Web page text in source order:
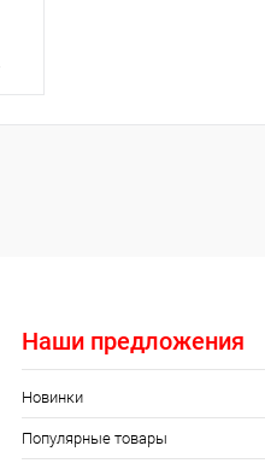
Наши предложения
Новинки
Популярные товары